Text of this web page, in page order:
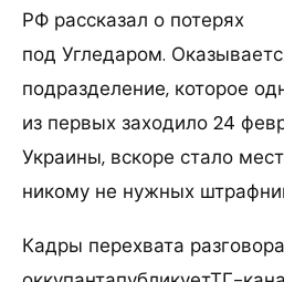
РФ рассказал о потерях
под Угледаром.
подразделение, которое
из первых заходило 24
Украины, вскоре стало
никому не нужных
Кадры перехвата разговора